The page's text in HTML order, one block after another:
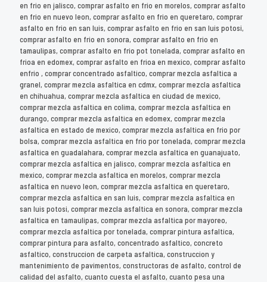
en frio en jalisco, comprar asfalto en frio en morelos, comprar asfalto
en frio en nuevo leon, comprar asfalto en frio en queretaro, comprar
asfalto en frio en san luis, comprar asfalto en frio en san luis potosi,
comprar asfalto en frio en sonora, comprar asfalto en frio en
tamaulipas, comprar asfalto en frio pot tonelada, comprar asfalto en
frioa en edomex, comprar asfalto en frioa en mexico, comprar asfalto
enfrio , comprar concentrado asfaltico, comprar mezcla asfaltica a
granel, comprar mezcla asfaltica en cdmx, comprar mezcla asfaltica
en chihuahua, comprar mezcla asfaltica en ciudad de mexico,
comprar mezcla asfaltica en colima, comprar mezcla asfaltica en
durango, comprar mezcla asfaltica en edomex, comprar mezcla
asfaltica en estado de mexico, comprar mezcla asfaltica en frio por
bolsa, comprar mezcla asfaltica en frio por tonelada, comprar mezcla
asfaltica en guadalahara, comprar mezcla asfaltica en guanajuato,
comprar mezcla asfaltica en jalisco, comprar mezcla asfaltica en
mexico, comprar mezcla asfaltica en morelos, comprar mezcla
asfaltica en nuevo leon, comprar mezcla asfaltica en queretaro,
comprar mezcla asfaltica en san luis, comprar mezcla asfaltica en
san luis potosi, comprar mezcla asfaltica en sonora, comprar mezcla
asfaltica en tamaulipas, comprar mezcla asfaltica por mayoreo,
comprar mezcla asfaltica por tonelada, comprar pintura asfaltica,
comprar pintura para asfalto, concentrado asfaltico, concreto
asfaltico, construccion de carpeta asfaltica, construccion y
mantenimiento de pavimentos, constructoras de asfalto, control de
calidad del asfalto, cuanto cuesta el asfalto, cuanto pesa una